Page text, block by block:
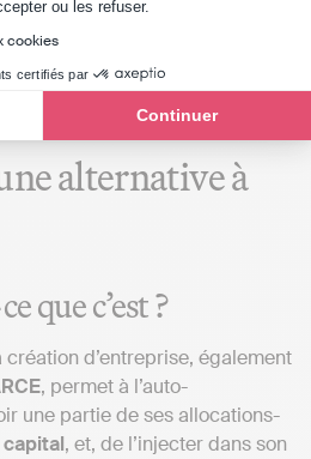
ou les refuser.
cookies
certifiés par
Continuer
ou à la création
alternative à
que c’est ?
création d’entreprise, également
, permet à l’auto-
une partie de ses allocations-
capital, et, de l’injecter dans son